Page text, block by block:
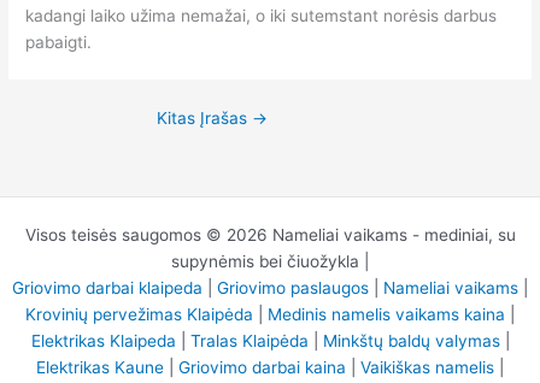
kadangi laiko užima nemažai, o iki sutemstant norėsis darbus
pabaigti.
Kitas Įrašas →
Visos teisės saugomos © 2026 Nameliai vaikams - mediniai, su
supynėmis bei čiuožykla |
Griovimo darbai klaipeda
Griovimo paslaugos Nameliai vaikams
Krovinių pervežimas Klaipėda
Medinis namelis vaikams kaina
Elektrikas Klaipeda
Tralas Klaipėda Minkštų baldų valymas|
Elektrikas Kaune
Griovimo darbai kaina Vaikiškas namelis